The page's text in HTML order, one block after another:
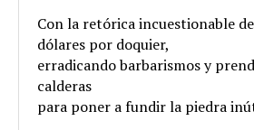
Con la retórica incuestionable
dólares por doquier,
erradicando barbarismos y
calderas
para poner a fundir la piedra